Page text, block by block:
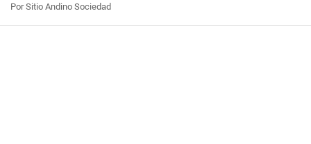
Por Sitio Andino Sociedad